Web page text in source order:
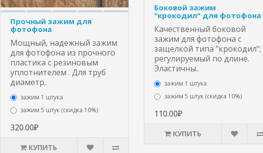
Прочный зажим для
фотофона
Мощный, надежный зажим
для фотофона из прочного
пластика с резиновым
уплотнителем . Для труб
диаметр..
зажим 1 штука
зажим 5 штук (скидка 10%)
320.00₽
КУПИТЬ
Боковой зажим
"крокодил" для фотофона
Качественный боковой
зажим для фотофона с
защелкой типа "крокодил";
регулируемый по длине.
Эластичны..
зажим 1 штука
зажим 5 штук (скидка 10%)
110.00₽
КУПИТЬ